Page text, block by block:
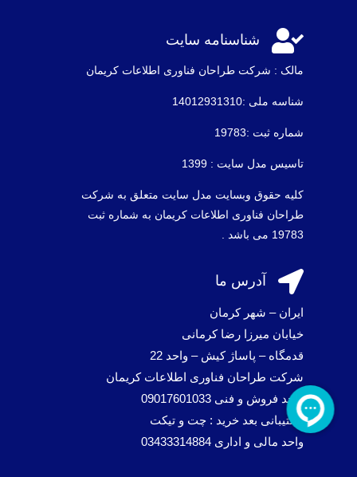
 شناسنامه سایت
مالک : شرکت طراحان فناوری اطلاعات كريمان
شناسه ملی :14012931310
شماره ثبت :19783
تاسیس مدل سایت : 1399
کلیه حقوق وبسایت مدل سایت متعلق به شرکت
طراحان فناوری اطلاعات کریمان به شماره ثبت
19783 می باشد .
 آدرس ما
ایران – شهر کرمان
خیابان میرزا رضا کرمانی
قدمگاه – پاساژ کیش – واحد 22
شرکت طراحان فناوری اطلاعات کریمان
واحد فروش و فنی 09017601033
پشتیبانی بعد خرید : چت و تیکت
واحد مالی و اداری 03433314884